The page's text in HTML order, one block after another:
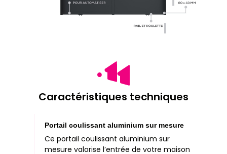
Caractéristiques techniques
Portail coulissant aluminium sur mesure
Ce portail coulissant aluminium sur
mesure valorise l’entrée de votre maison